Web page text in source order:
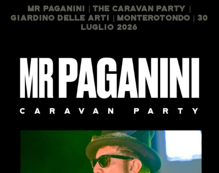
Mr Paganini | The Caravan Party |
Giardino Delle Arti | Monterotondo | 30
Luglio 2026